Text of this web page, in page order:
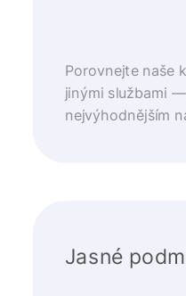
Porovnejte naše
jinými službami
nejvýhodnějším
Jasné